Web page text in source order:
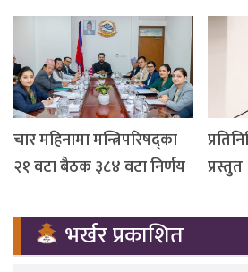
चार महिनामा मन्त्रिपरिषद्का
२१ वटा बैठक ३८४ वटा निर्णय
प्रस्तुत
भर्खर प्रकाशित